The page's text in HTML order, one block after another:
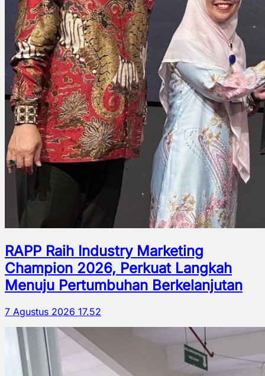
RAPP Raih Industry Marketing
Champion 2026, Perkuat Langkah
Menuju Pertumbuhan Berkelanjutan
7 Agustus 2026 17.52